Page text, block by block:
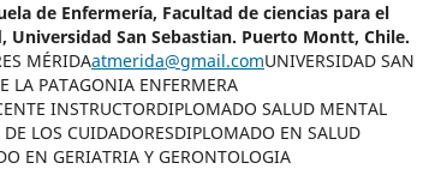
de Enfermería, Facultad de ciencias para el
Universidad San Sebastian. Puerto Montt, Chile.
MÉRIDAatmerida@gmail.comUNIVERSIDAD SAN
LA PATAGONIA ENFERMERA
INSTRUCTORDIPLOMADO SALUD MENTAL
LOS CUIDADORESDIPLOMADO EN SALUD
EN GERIATRIA Y GERONTOLOGIA